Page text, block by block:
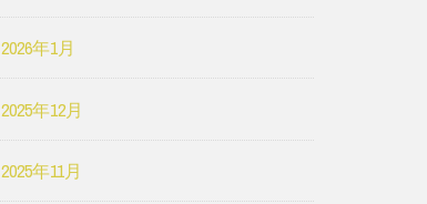
2026年1月
2025年12月
2025年11月